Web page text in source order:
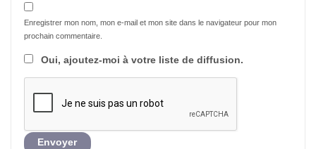
Enregistrer mon nom, mon e-mail et mon site dans le navigateur pour mon
prochain commentaire.
Oui, ajoutez-moi à votre liste de diffusion.